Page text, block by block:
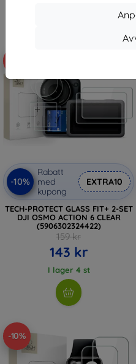
-10%
Rabatt
med
kupong
EXTRA10
TECH-PROTECT GLASS FIT+ 2-SET
DJI OSMO ACTION 6 CLEAR
(5906302324422)
159 kr
143 kr
I lager 4 st
-10%